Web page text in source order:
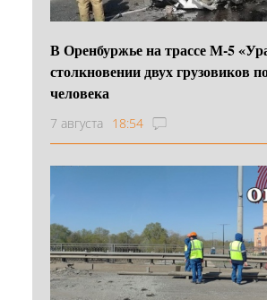
В Оренбуржье на трассе М-5
столкновении двух грузовиков
человека
7 августа 18:54